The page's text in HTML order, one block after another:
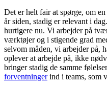
Det er helt fair at spørge, om
år siden, stadig er relevant i
hurtigere nu. Vi arbejder på
værktøjer og i stigende grad
selvom måden, vi arbejder på,
oplever at arbejde på, ikke
bringer stadig de samme
forventningerind i teams, som